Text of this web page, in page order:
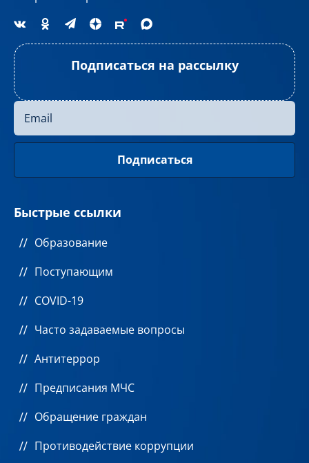
Подписаться на рассылку
Быстрые ссылки
Образование
Поступающим
COVID-19
Часто задаваемые вопросы
Антитеррор
Предписания МЧС
Обращение граждан
Противодействие коррупции